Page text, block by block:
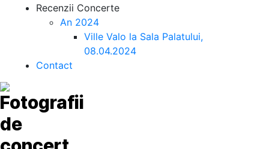
Recenzii Concerte
An 2024
Ville Valo la Sala Palatului,
08.04.2024
Contact